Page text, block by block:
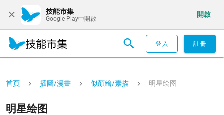
技能市集
Google Play中開啟
開啟
登入 註冊
首頁 插圖/漫畫 似顏繪/素描 明星绘图
明星绘图